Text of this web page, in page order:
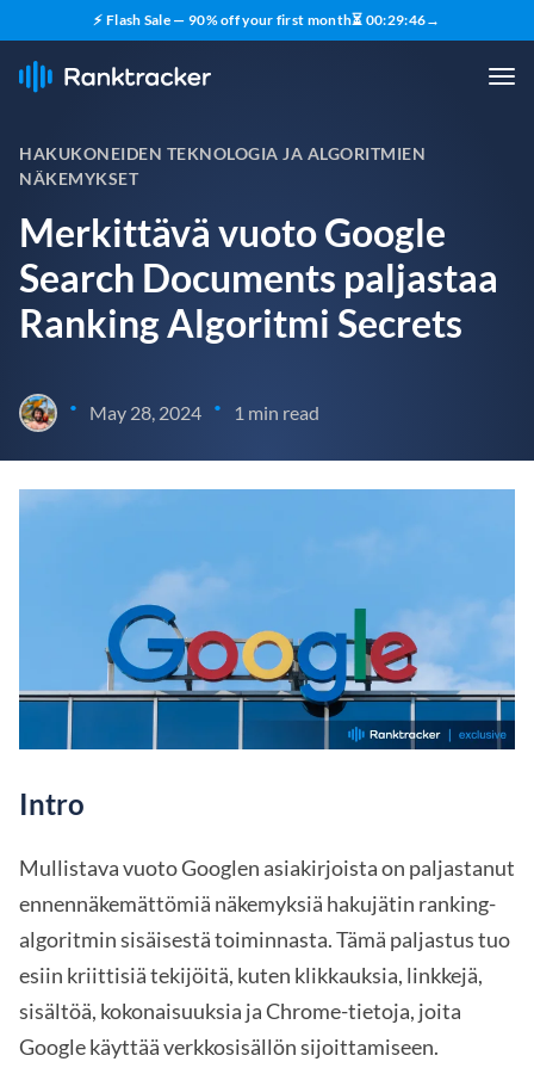
⚡ Flash Sale — 90% off your first month⏳ 00:29:45→
HAKUKONEIDEN TEKNOLOGIA JA ALGORITMIEN
NÄKEMYKSET
Merkittävä vuoto Google
Search Documents paljastaa
Ranking Algoritmi Secrets
• May 28, 2024 • 1 min read
Intro
Mullistava vuoto Googlen asiakirjoista on paljastanut
ennennäkemättömiä näkemyksiä hakujätin ranking-
algoritmin sisäisestä toiminnasta. Tämä paljastus tuo
esiin kriittisiä tekijöitä, kuten klikkauksia, linkkejä,
sisältöä, kokonaisuuksia ja Chrome-tietoja, joita
Google käyttää verkkosisällön sijoittamiseen.